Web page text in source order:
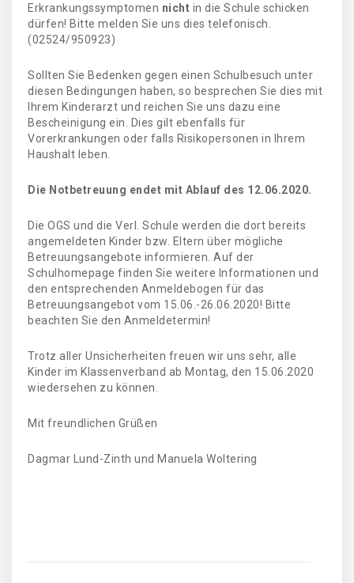
Erkrankungssymptomen nicht in die Schule schicken
dürfen! Bitte melden Sie uns dies telefonisch.
(02524/950923)
Sollten Sie Bedenken gegen einen Schulbesuch unter
diesen Bedingungen haben, so besprechen Sie dies mit
Ihrem Kinderarzt und reichen Sie uns dazu eine
Bescheinigung ein. Dies gilt ebenfalls für
Vorerkrankungen oder falls Risikopersonen in Ihrem
Haushalt leben.
Die Notbetreuung endet mit Ablauf des 12.06.2020.
Die OGS und die Verl. Schule werden die dort bereits
angemeldeten Kinder bzw. Eltern über mögliche
Betreuungsangebote informieren. Auf der
Schulhomepage finden Sie weitere Informationen und
den entsprechenden Anmeldebogen für das
Betreuungsangebot vom 15.06.-26.06.2020! Bitte
beachten Sie den Anmeldetermin!
Trotz aller Unsicherheiten freuen wir uns sehr, alle
Kinder im Klassenverband ab Montag, den 15.06.2020
wiedersehen zu können.
Mit freundlichen Grüßen
Dagmar Lund-Zinth und Manuela Woltering